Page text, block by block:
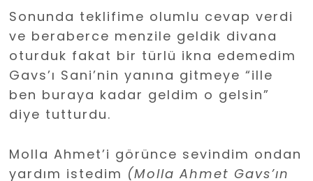
Sonunda teklifime olumlu cevap verdi
ve beraberce menzile geldik divana
oturduk fakat bir türlü ikna edemedim
Gavs’ı Sani’nin yanına gitmeye “ille
ben buraya kadar geldim o gelsin”
diye tutturdu.
Molla Ahmet’i görünce sevindim ondan
yardım istedim (Molla Ahmet Gavs’ın